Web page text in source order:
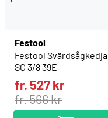
Festool
Festool Svärdsågkedja
SC 3/8 39E
fr. 527 kr
fr. 566 kr